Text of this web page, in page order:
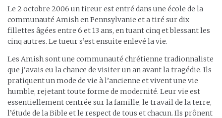
Le 2 octobre 2006 un tireur est entré dans une école de la
communauté Amish en Pennsylvanie et a tiré sur dix
fillettes âgées entre 6 et 13 ans, en tuant cinq et blessant les
cinq autres. Le tueur s’est ensuite enlevé la vie.
Les Amish sont une communauté chrétienne tradionnaliste
que j’avais eu la chance de visiter un an avant la tragédie. Ils
pratiquent un mode de vie à l’ancienne et vivent une vie
humble, rejetant toute forme de modernité. Leur vie est
essentiellement centrée sur la famille, le travail de la terre,
l’étude de la Bible et le respect de tous et chacun. Ils prônent